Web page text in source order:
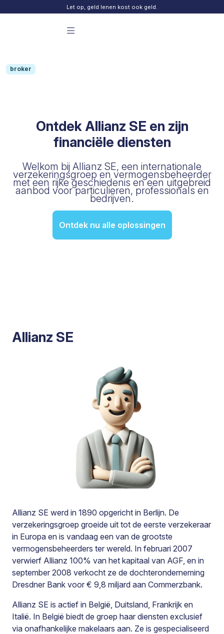
Let op, geld lenen kost ook geld.
broker
Ontdek Allianz SE en zijn
financiële diensten
Welkom bij Allianz SE, een internationale
verzekeringsgroep en vermogensbeheerder
met een rijke geschiedenis en een uitgebreid
aanbod voor particulieren, professionals en
bedrijven.
Ontdek nu alle oplossingen
Allianz SE
Allianz SE werd in 1890 opgericht in Berlijn. De
verzekeringsgroep groeide uit tot de eerste verzekeraar
in Europa en is vandaag een van de grootste
vermogensbeheerders ter wereld. In februari 2007
verwierf Allianz 100% van het kapitaal van AGF, en in
september 2008 verkocht ze de dochteronderneming
Dresdner Bank voor € 9,8 miljard aan Commerzbank.
Allianz SE is actief in België, Duitsland, Frankrijk en
Italië. In België biedt de groep haar diensten exclusief
via onafhankelijke makelaars aan. Ze is gespecialiseerd